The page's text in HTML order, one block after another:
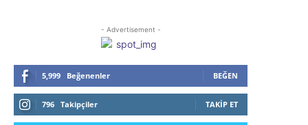
- Advertisement -
5,999 Beğenenler BEĞEN
796 Takipçiler TAKIP ET